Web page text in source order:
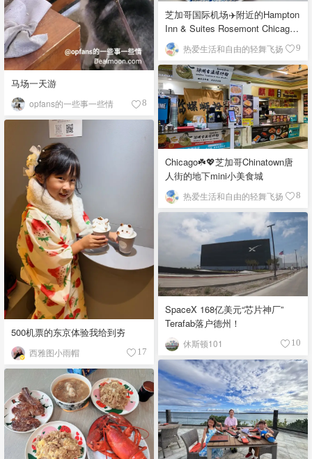
马场一天游
opfans的一些事一些情 8
芝加哥国际机场✈️附近的Hampton
Inn & Suites Rosemont Chicago
O'Hare自助早餐
热爱生活和自由的轻舞飞扬 9
Chicago☘️💖芝加哥Chinatown唐
人街的地下mini小美食城
热爱生活和自由的轻舞飞扬 8
500机票的东京体验我给到夯
西雅图小雨帽 17
SpaceX 168亿美元“芯片神厂”
Terafab落户德州！
休斯顿101 10